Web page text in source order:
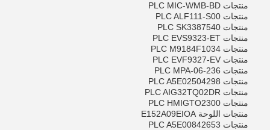
إرسال
منتجات PLC MIC-WMB-BD
منتجات PLC ALF111-S00
منتجات PLC SK3387540
منتجات PLC EVS9323-ET
منتجات PLC M9184F1034
منتجات PLC EVF9327-EV
منتجات PLC MPA-06-236
منتجات PLC A5E02504298
منتجات PLC AIG32TQ02DR
منتجات PLC HMIGTO2300
منتجات اللوحة E152A09EIOA
منتجات PLC A5E00842653